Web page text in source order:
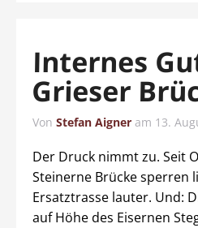
Internes
Grieser
Von Stefan Aigner am 13.
Der Druck nimmt zu. Seit
Steinerne Brücke sperren
Ersatztrasse lauter. Und:
auf Höhe des Eisernen